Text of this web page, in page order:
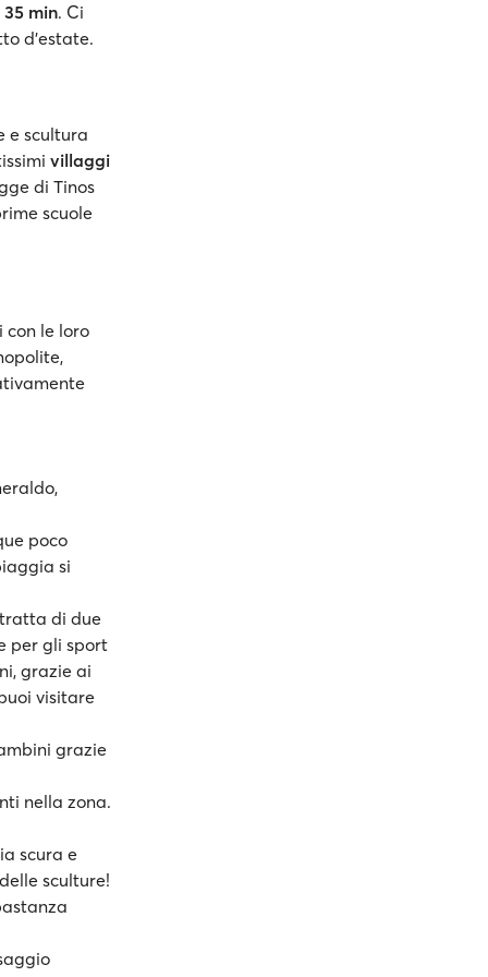
35 min. Ci
d’estate.
e scultura
villaggi
di Tinos
scuole
con le loro
poco
si
di due
per gli sport
grazie ai
visitare
grazie
nella zona.
scura e
sculture!